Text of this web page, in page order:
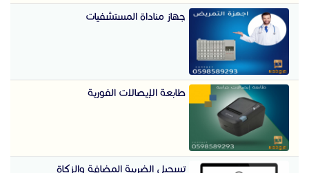
جهاز مناداة المستشفيات
طابعة الإيصالات الفورية
تسجيل الضريبة المضافة والزكاة